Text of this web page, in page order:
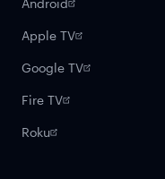
Android
Apple TV
Google TV
Fire TV
Roku